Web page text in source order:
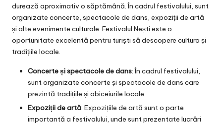
durează aproximativ o săptămână. În cadrul festivalului, sunt
organizate concerte, spectacole de dans, expoziții de artă
și alte evenimente culturale. Festivalul Nești este o
oportunitate excelentă pentru turiști să descopere cultura și
tradițiile locale.
Concerte și spectacole de dans: În cadrul festivalului,
sunt organizate concerte și spectacole de dans care
prezintă tradițiile și obiceiurile locale.
Expoziții de artă: Expozițiile de artă sunt o parte
importantă a festivalului, unde sunt prezentate lucrări